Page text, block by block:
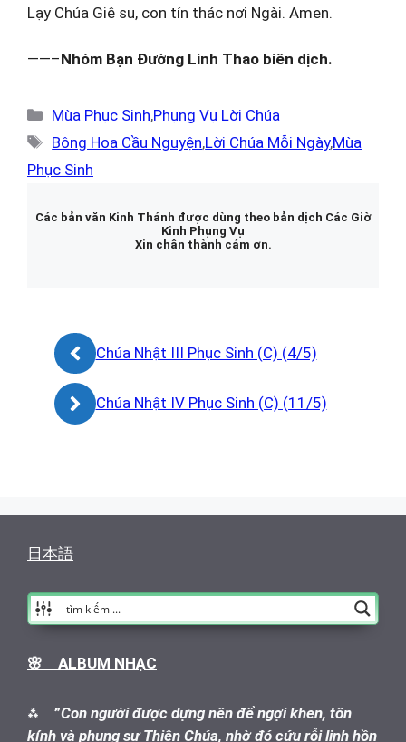
Lạy Chúa Giê su, con tín thác nơi Ngài. Amen.
——–Nhóm Bạn Đường Linh Thao biên dịch.
Danh
mục
Mùa Phục Sinh,Phụng Vụ Lời Chúa
Thẻ
Bông Hoa Cầu Nguyện,Lời Chúa Mỗi Ngày,Mùa
Phục Sinh
Các bản văn Kinh Thánh được dùng theo bản dịch Các Giờ
Kinh Phụng Vụ
Xin chân thành cám ơn.
Chúa Nhật III Phục Sinh (C) (4/5)
Chúa Nhật IV Phục Sinh (C) (11/5)
日本語
🌸 ALBUM NHẠC
⁂ ”Con người được dựng nên để ngợi khen, tôn
kính và phụng sự Thiên Chúa, nhờ đó cứu rỗi linh hồn